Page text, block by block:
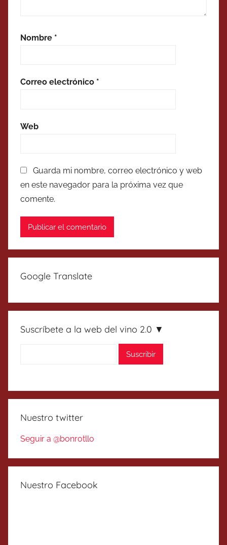
Nombre *
Correo electrónico *
Web
Guarda mi nombre, correo electrónico y web
en este navegador para la próxima vez que
comente.
Google Translate
Suscríbete a la web del vino 2.0 ▼
Nuestro twitter
Seguir a @bonrotllo
Nuestro Facebook